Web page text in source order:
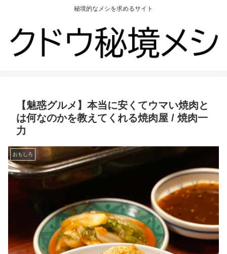
秘境的なメシを求めるサイト
【魅惑グルメ】本当に安くてウマい焼肉と
は何なのかを教えてくれる焼肉屋 / 焼肉一
力
おもしろ